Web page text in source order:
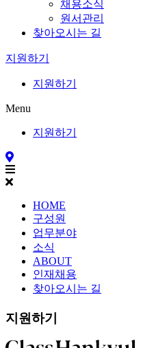
채용소식
원서관리
찾아오시는 길
지원하기
지원하기
Menu
지원하기
HOME
구성원
업무분야
소식
ABOUT
인재채용
찾아오시는 길
지원하기